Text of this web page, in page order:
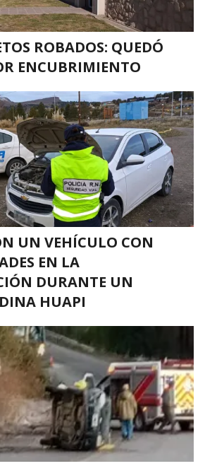
ROBADOS: QUEDÓ
ENCUBRIMIENTO
UN VEHÍCULO CON
EN LA
DURANTE UN
HUAPI